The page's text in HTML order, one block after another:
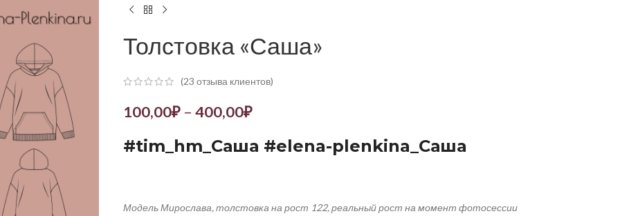
Толстовка «Саша»
(23 отзыва клиентов)
100,00₽ – 400,00₽
#tim_hm_Саша #elena-plenkina_Саша
Модель Мирослава, толстовка на рост 122, реальный рост на момент фотосессии